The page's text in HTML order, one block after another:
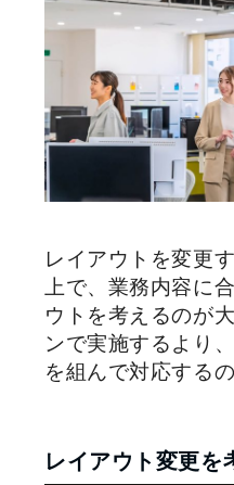
レイアウトを変更
上で、業務内容に
ウトを考えるのが
ンで実施するより
を組んで対応する
レイアウト変更を